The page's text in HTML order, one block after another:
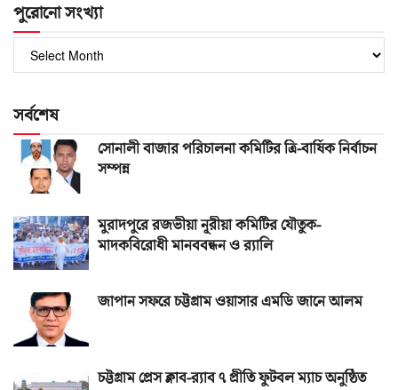
পুরোনো সংখ্যা
পুরোনো
সংখ্যা
সর্বশেষ
সোনালী বাজার পরিচালনা কমিটির ত্রি-বার্ষিক নির্বাচন
সম্পন্ন
মুরাদপুরে রজভীয়া নূরীয়া কমিটির যৌতুক-
মাদকবিরোধী মানববন্ধন ও র‌্যালি
জাপান সফরে চট্টগ্রাম ওয়াসার এমডি জানে আলম
চট্টগ্রাম প্রেস ক্লাব-র‌্যাব ৭ প্রীতি ফুটবল ম্যাচ অনুষ্ঠিত